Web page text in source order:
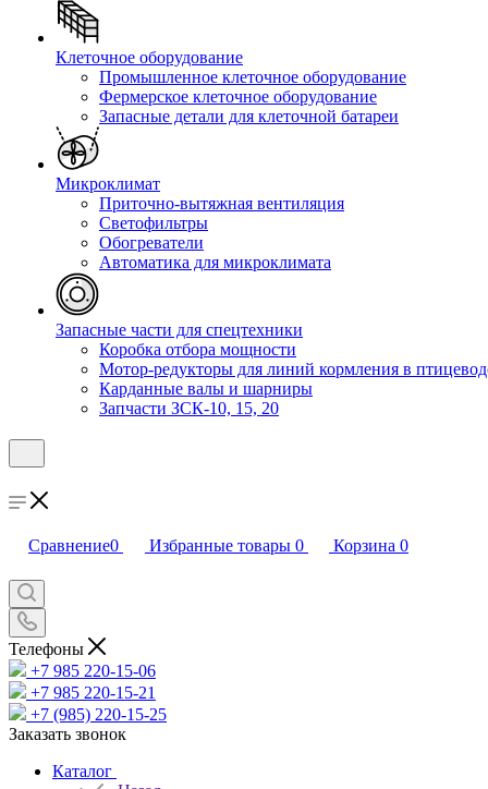
Клеточное оборудование
Промышленное клеточное оборудование
Фермерское клеточное оборудование
Запасные детали для клеточной батареи
Микроклимат
Приточно-вытяжная вентиляция
Светофильтры
Обогреватели
Автоматика для микроклимата
Запасные части для спецтехники
Коробка отбора мощности
Мотор-редукторы для линий кормления в
Карданные валы и шарниры
Запчасти ЗСК-10, 15, 20
Сравнение0 Избранные товары 0 Корзина 0
Телефоны
+7 985 220-15-06
+7 985 220-15-21
+7 (985) 220-15-25
Заказать звонок
Каталог